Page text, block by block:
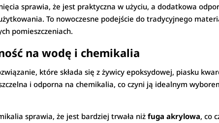
sprawia, że jest praktyczna w użyciu, a dodatkowa
To nowoczesne podejście do tradycyjnego
pomieszczeniach.
na wodę i chemikalia
które składa się z żywicy epoksydowej, piasku
i odporna na chemikalia, co czyni ją idealnym
sprawia, że jest bardziej trwała niżfuga akrylowa, co